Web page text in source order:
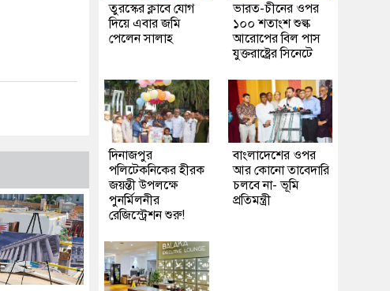
তুরস্কের ক্লাবে যোগ
দিয়ে এবার জমি
পেলেন সালাহ
ভারত-চীনের ওপর
১০০ শতাংশ শুল্ক
আরোপের বিল পাস
যুক্তরাষ্ট্রের সিনেটে
দিনাজপুর
পলিটেকনিকের হীরক
জয়ন্তী উপলক্ষে
পুনর্মিলনীর
রেজিস্ট্রেশন শুরু!
বাংলাদেশের ওপর
আর কোনো তাবেদারি
চলবে না- ভূমি
প্রতিমন্ত্রী